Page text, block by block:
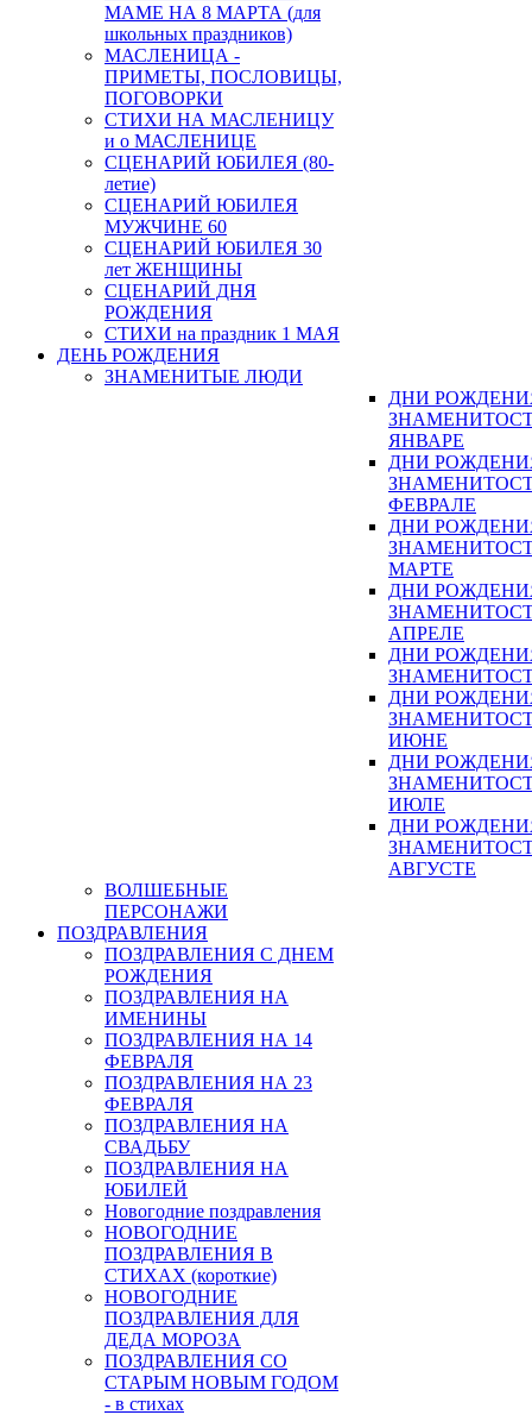
МАМЕ НА 8 МАРТА (для
школьных праздников)
МАСЛЕНИЦА -
ПРИМЕТЫ, ПОСЛОВИЦЫ,
ПОГОВОРКИ
СТИХИ НА МАСЛЕНИЦУ
и о МАСЛЕНИЦЕ
СЦЕНАРИЙ ЮБИЛЕЯ (80-
летие)
СЦЕНАРИЙ ЮБИЛЕЯ
МУЖЧИНЕ 60
СЦЕНАРИЙ ЮБИЛЕЯ 30
лет ЖЕНЩИНЫ
СЦЕНАРИЙ ДНЯ
РОЖДЕНИЯ
СТИХИ на праздник 1 МАЯ
ДЕНЬ РОЖДЕНИЯ
ЗНАМЕНИТЫЕ ЛЮДИ
ДНИ
ЯНВАРЕ
ДНИ
ФЕВРАЛЕ
ДНИ
МАРТЕ
ДНИ
АПРЕЛЕ
ДНИ
ДНИ
ИЮНЕ
ДНИ
ИЮЛЕ
ДНИ
АВГУСТЕ
ВОЛШЕБНЫЕ
ПЕРСОНАЖИ
ПОЗДРАВЛЕНИЯ
ПОЗДРАВЛЕНИЯ С ДНЕМ
РОЖДЕНИЯ
ПОЗДРАВЛЕНИЯ НА
ИМЕНИНЫ
ПОЗДРАВЛЕНИЯ НА 14
ФЕВРАЛЯ
ПОЗДРАВЛЕНИЯ НА 23
ФЕВРАЛЯ
ПОЗДРАВЛЕНИЯ НА
СВАДЬБУ
ПОЗДРАВЛЕНИЯ НА
ЮБИЛЕЙ
Новогодние поздравления
НОВОГОДНИЕ
ПОЗДРАВЛЕНИЯ В
СТИХАХ (короткие)
НОВОГОДНИЕ
ПОЗДРАВЛЕНИЯ ДЛЯ
ДЕДА МОРОЗА
ПОЗДРАВЛЕНИЯ СО
СТАРЫМ НОВЫМ ГОДОМ
- в стихах